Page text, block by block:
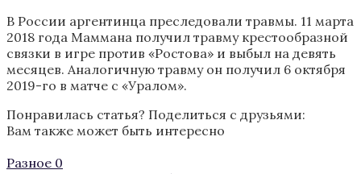
В России аргентинца преследовали травмы. 11 марта
2018 года Маммана получил травму крестообразной
связки в игре против «Ростова» и выбыл на девять
месяцев. Аналогичную травму он получил 6 октября
2019-го в матче с «Уралом».
Понравилась статья? Поделиться с друзьями:
Вам также может быть интересно
Разное 0